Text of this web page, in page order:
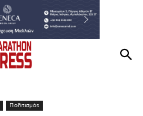
Πολιτισμός